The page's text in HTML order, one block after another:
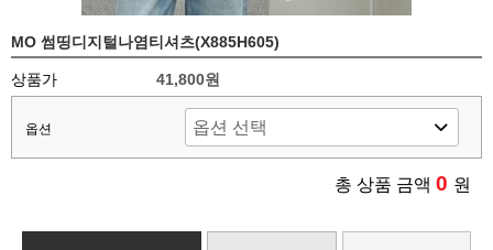
MO 썸띵디지털나염티셔츠(X885H605)
상품가 41,800원
옵션
총 상품 금액 0 원